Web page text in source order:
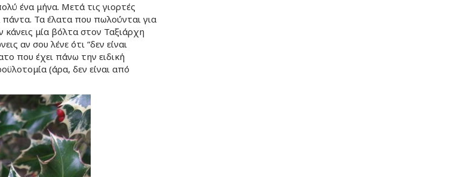
ένα μήνα. Μετά τις γιορτές
Τα έλατα που πωλούνται για
κάνεις μία βόλτα στον Ταξιάρχη
αν σου λένε ότι “δεν είναι
που έχει πάνω την ειδική
(άρα, δεν είναι από